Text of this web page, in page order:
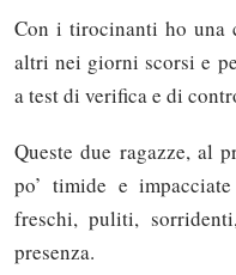
Con i tirocinanti ho una
altri nei giorni scorsi e
a test di verifica e di
Queste due ragazze, al
po’ timide e
freschi, puliti,
presenza.